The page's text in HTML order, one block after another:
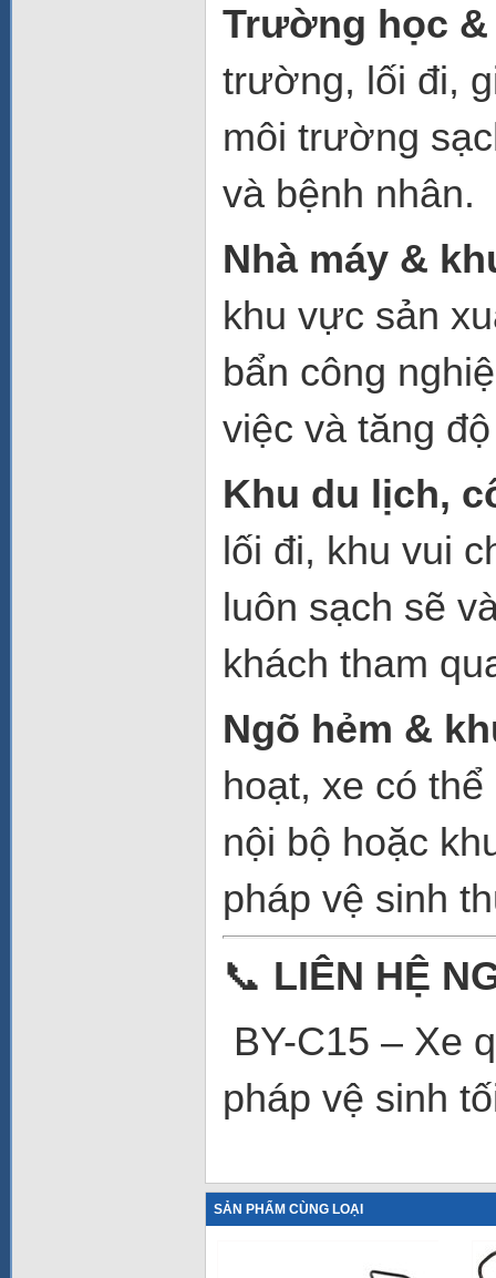
Trường học
trường, lối đi,
môi trường
và bệnh nhân.
Nhà máy &
khu vực sản
bẩn công
việc và tăng
Khu du lịch,
lối đi, khu vui
luôn sạch sẽ
khách tham
Ngõ hẻm &
hoạt, xe có
nội bộ hoặc
pháp vệ sinh
📞 LIÊN HỆ
BY-C15 – Xe
pháp vệ sinh
SẢN PHẨM CÙNG LOẠI